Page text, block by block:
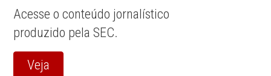
Acesse o conteúdo jornalístico
produzido pela SEC.
Veja